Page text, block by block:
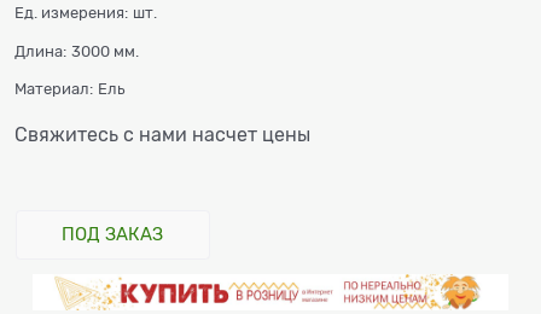
Ед. измерения: шт.
Длина: 3000 мм.
Материал: Ель
Свяжитесь с нами насчет цены
ПОД ЗАКАЗ